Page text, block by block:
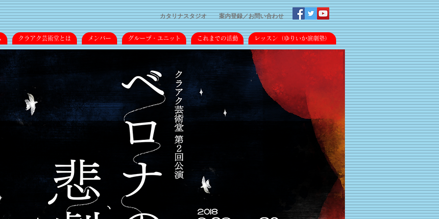
カタリナスタジオ 案内登録／​お問い合わせ
クラアク芸術堂とは メンバー グループ・ユニット これまでの活動 レッスン（ゆりいか演劇塾）